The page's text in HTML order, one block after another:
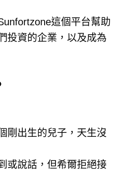
這個平台幫助
投資的企業，以及成為
剛出生的兒子，天生沒
或說話，但希爾拒絕接